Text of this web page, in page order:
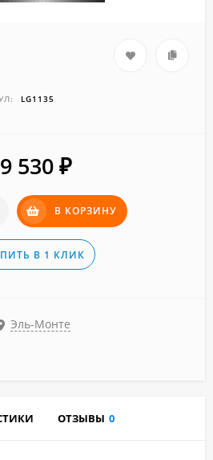
LG1135
530 ₽
В КОРЗИНУ
В 1 КЛИК
Эль-Монте
ОТЗЫВЫ 0